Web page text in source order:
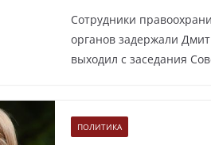
Сотрудники
органов задержали
выходил с заседания
ПОЛИТИКА